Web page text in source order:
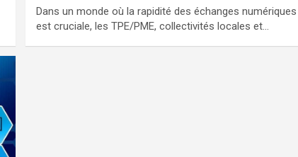
Dans un monde où la rapidité des échanges numériques
est cruciale, les TPE/PME, collectivités locales et…